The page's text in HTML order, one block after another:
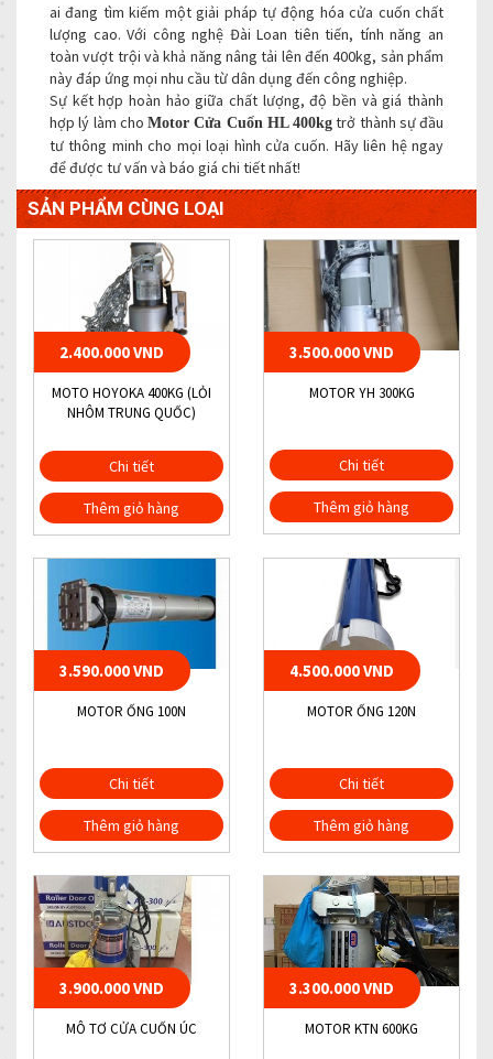
ai đang tìm kiếm một giải pháp tự động hóa cửa cuốn chất
lượng cao. Với công nghệ Đài Loan tiên tiến, tính năng an
toàn vượt trội và khả năng nâng tải lên đến 400kg, sản phẩm
này đáp ứng mọi nhu cầu từ dân dụng đến công nghiệp.
Sự kết hợp hoàn hảo giữa chất lượng, độ bền và giá thành
hợp lý làm cho Motor Cửa Cuốn HL 400kg trở thành sự đầu
tư thông minh cho mọi loại hình cửa cuốn. Hãy liên hệ ngay
để được tư vấn và báo giá chi tiết nhất!
SẢN PHẨM CÙNG LOẠI
2.400.000 VND
MOTO HOYOKA 400KG (LỎI
NHÔM TRUNG QUỐC)
Chi tiết
Thêm giỏ hàng
3.500.000 VND
MOTOR YH 300KG
Chi tiết
Thêm giỏ hàng
3.590.000 VND
MOTOR ỐNG 100N
Chi tiết
Thêm giỏ hàng
4.500.000 VND
MOTOR ỐNG 120N
Chi tiết
Thêm giỏ hàng
3.900.000 VND
MÔ TƠ CỬA CUỐN ÚC
3.300.000 VND
MOTOR KTN 600KG